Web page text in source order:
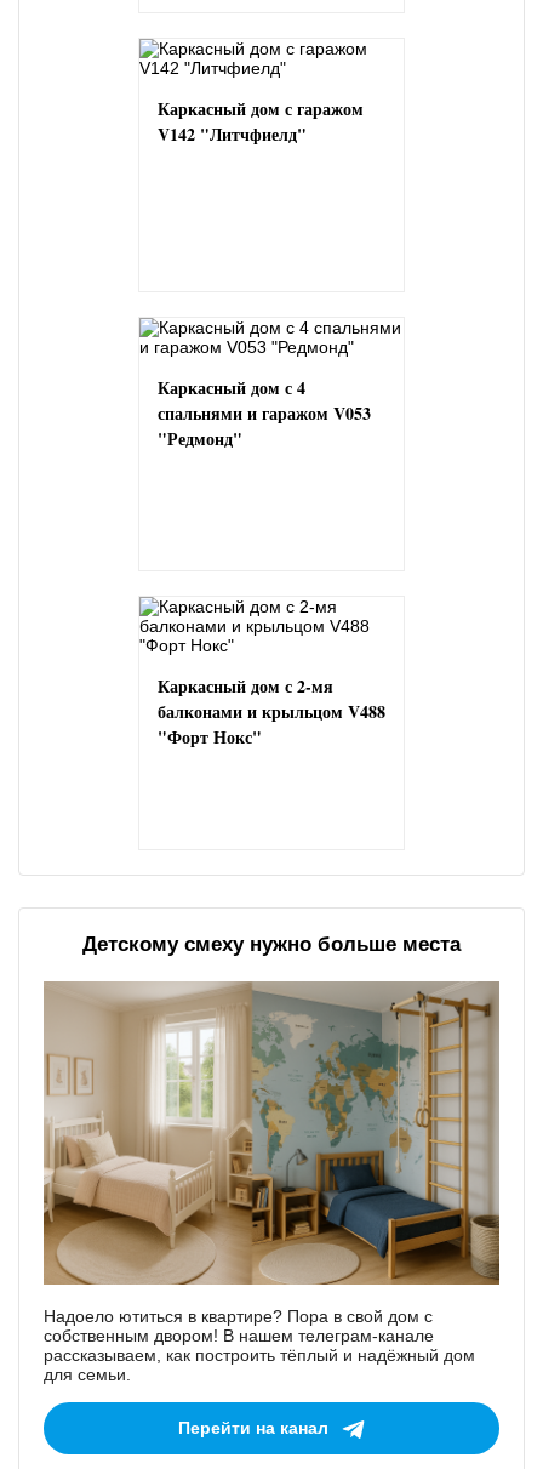
Каркасный дом с гаражом
V142 "Литчфиелд"
Каркасный дом с 4
спальнями и гаражом V053
"Редмонд"
Каркасный дом с 2-мя
балконами и крыльцом V488
"Форт Нокс"
Детскому смеху нужно больше места
Надоело ютиться в квартире? Пора в свой дом с
собственным двором! В нашем телеграм-канале
рассказываем, как построить тёплый и надёжный дом
для семьи.
Перейти на канал